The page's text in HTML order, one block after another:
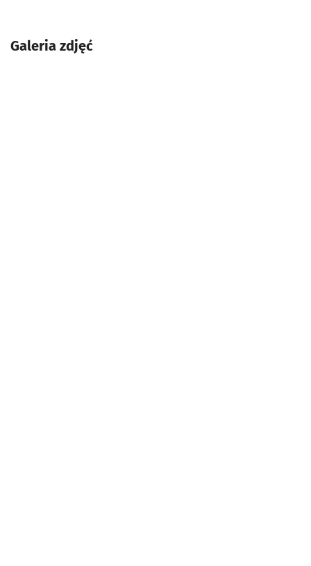
Galeria zdjęć